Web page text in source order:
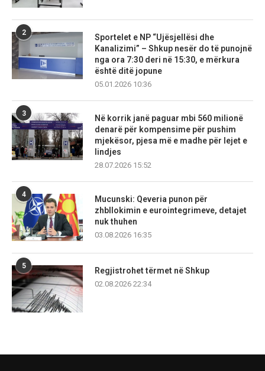
2
Sportelet e NP “Ujësjellësi dhe
Kanalizimi” – Shkup nesër do të punojnë
nga ora 7:30 deri në 15:30, e mërkura
është ditë jopune
05.01.2026 10:36
3
Në korrik janë paguar mbi 560 milionë
denarë për kompensime për pushim
mjekësor, pjesa më e madhe për lejet e
lindjes
28.07.2026 15:52
4
Mucunski: Qeveria punon për
zhbllokimin e eurointegrimeve, detajet
nuk thuhen
03.08.2026 16:35
5
Regjistrohet tërmet në Shkup
02.08.2026 22:34